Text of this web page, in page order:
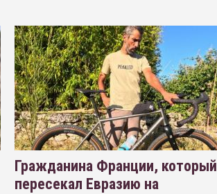
Гражданина Франции, который
пересекал Евразию на